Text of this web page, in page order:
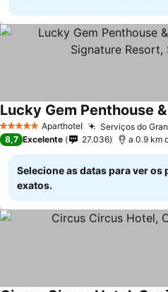
5 Estrelas Aparthotel Serviços do
8,7 Excelente 27.036 a 0.9 km
Selecione as datas para ver os
exatos.